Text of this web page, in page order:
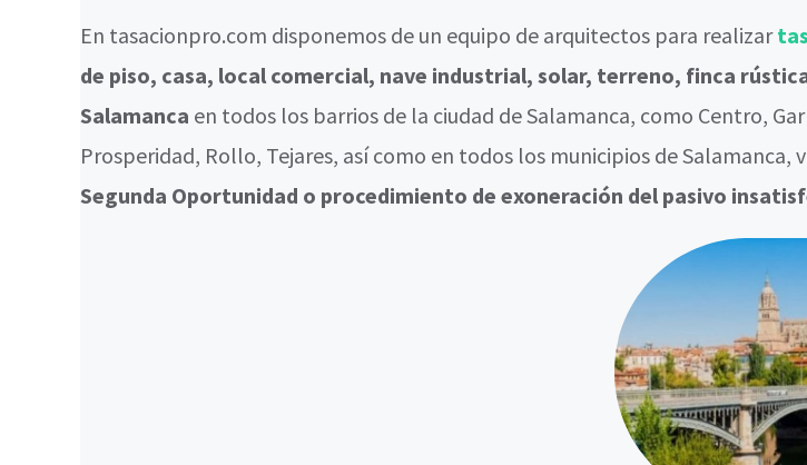
En tasacionpro.com disponemos de un equipo de arquitectos para realizar
de piso, casa, local comercial, nave industrial, solar, terreno, finca
Salamanca en todos los barrios de la ciudad de Salamanca, como Centro,
Prosperidad, Rollo, Tejares, así como en todos los municipios de Salamanca,
Segunda Oportunidad o procedimiento de exoneración del pasivo